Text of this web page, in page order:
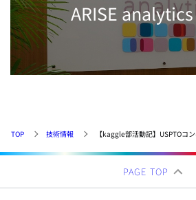
ARISE
TOP 技術情報 【kaggle部活動記】USPTOコ
PAGE TOP